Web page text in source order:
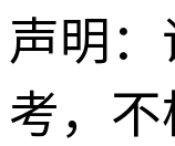
声明
考，